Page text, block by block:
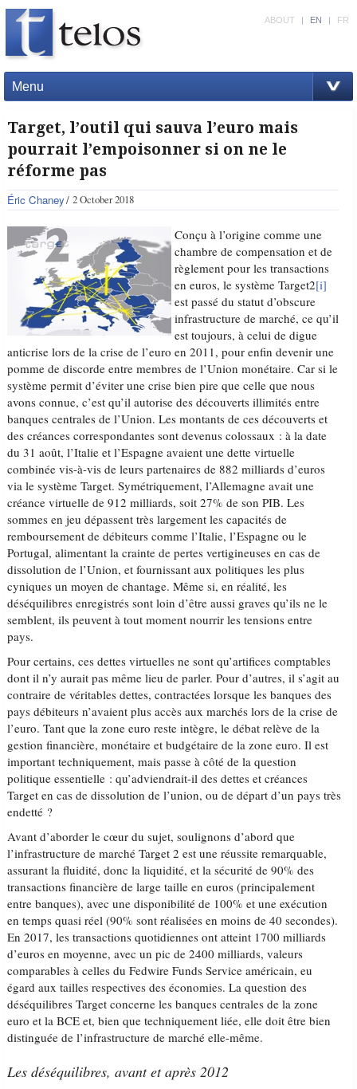
Menu
ABOUT | EN | FR
Target, l’outil qui sauva l’euro mais
pourrait l’empoisonner si on ne le
réforme pas
Éric Chaney 2 October 2018
Conçu à l’origine comme une
chambre de compensation et de
règlement pour les transactions
en euros, le système Target2[i]
est passé du statut d’obscure
infrastructure de marché, ce qu’il
est toujours, à celui de digue
anticrise lors de la crise de l’euro en 2011, pour enfin devenir une
pomme de discorde entre membres de l’Union monétaire. Car si le
système permit d’éviter une crise bien pire que celle que nous
avons connue, c’est qu’il autorise des découverts illimités entre
banques centrales de l’Union. Les montants de ces découverts et
des créances correspondantes sont devenus colossaux : à la date
du 31 août, l’Italie et l’Espagne avaient une dette virtuelle
combinée vis-à-vis de leurs partenaires de 882 milliards d’euros
via le système Target. Symétriquement, l’Allemagne avait une
créance virtuelle de 912 milliards, soit 27% de son PIB. Les
sommes en jeu dépassent très largement les capacités de
remboursement de débiteurs comme l’Italie, l’Espagne ou le
Portugal, alimentant la crainte de pertes vertigineuses en cas de
dissolution de l’Union, et fournissant aux politiques les plus
cyniques un moyen de chantage. Même si, en réalité, les
déséquilibres enregistrés sont loin d’être aussi graves qu’ils ne le
semblent, ils peuvent à tout moment nourrir les tensions entre
pays.
Pour certains, ces dettes virtuelles ne sont qu’artifices comptables
dont il n’y aurait pas même lieu de parler. Pour d’autres, il s’agit au
contraire de véritables dettes, contractées lorsque les banques des
pays débiteurs n’avaient plus accès aux marchés lors de la crise de
l’euro. Tant que la zone euro reste intègre, le débat relève de la
gestion financière, monétaire et budgétaire de la zone euro. Il est
important techniquement, mais passe à côté de la question
politique essentielle : qu’adviendrait-il des dettes et créances
Target en cas de dissolution de l’union, ou de départ d’un pays très
endetté ?
Avant d’aborder le cœur du sujet, soulignons d’abord que
l’infrastructure de marché Target 2 est une réussite remarquable,
assurant la fluidité, donc la liquidité, et la sécurité de 90% des
transactions financière de large taille en euros (principalement
entre banques), avec une disponibilité de 100% et une exécution
en temps quasi réel (90% sont réalisées en moins de 40 secondes).
En 2017, les transactions quotidiennes ont atteint 1700 milliards
d’euros en moyenne, avec un pic de 2400 milliards, valeurs
comparables à celles du Fedwire Funds Service américain, eu
égard aux tailles respectives des économies. La question des
déséquilibres Target concerne les banques centrales de la zone
euro et la BCE et, bien que techniquement liée, elle doit être bien
distinguée de l’infrastructure de marché elle-même.
Les déséquilibres, avant et après 2012